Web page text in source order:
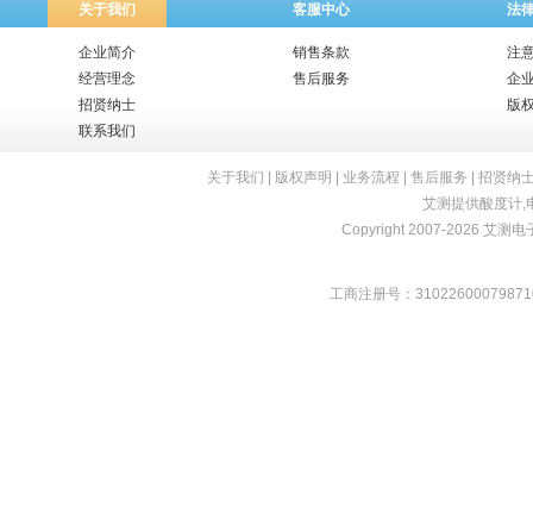
关于我们 客服中心 法
企业简介
经营理念
招贤纳士
联系我们
销售条款
售后服务
注
企
版
关于我们 版权声明 业务流程 售后服务
招贤纳
艾测提供酸度计,
Copyright 2007-2026 艾测电
工商注册号：